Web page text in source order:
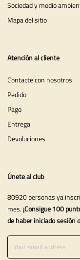
Sociedad y medio
Mapa del sitio
Atención al cliente
Contacte con nosotros
Pedido
Pago
Entrega
Devoluciones
Únete al club
80920 personas ya
mes. ¡Consigue 100
de haber iniciado sesión